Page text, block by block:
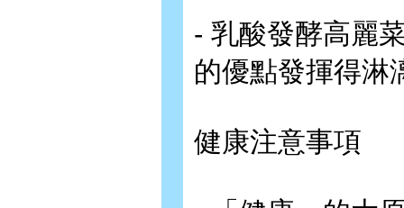
- 乳酸發酵高麗
的優點發揮得淋
健康注意事項